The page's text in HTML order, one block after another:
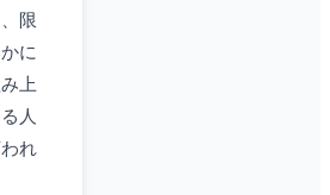
限
に
上
人
れ